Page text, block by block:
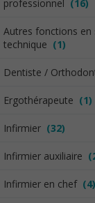
professionnel (16)
Autres fonctions en
technique (1)
Dentiste /
Ergothérapeute (1)
Infirmier (32)
Infirmier auxiliaire
Infirmier en chef (4)